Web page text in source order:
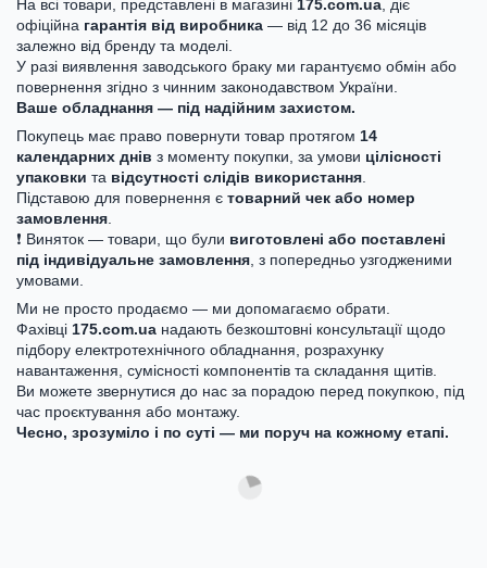
На всі товари, представлені в магазині 175.com.ua , діє
офіційна гарантія від виробника — від 12 до 36 місяців
залежно від бренду та моделі.
У разі виявлення заводського браку ми гарантуємо обмін або
повернення згідно з чинним законодавством України.
Ваше обладнання — під надійним захистом.
Покупець має право повернути товар протягом 14
календарних днів з моменту покупки, за умови цілісності
упаковки та відсутності слідів використання
Підставою для повернення є товарний чек або номер
замовлення
❗ Виняток — товари, що були виготовлені або поставлені
під індивідуальне замовлення , з попередньо узгодженими
умовами.
Ми не просто продаємо — ми допомагаємо обрати.
Фахівці 175.com.ua надають безкоштовні консультації щодо
підбору електротехнічного обладнання, розрахунку
навантаження, сумісності компонентів та складання щитів.
Ви можете звернутися до нас за порадою перед покупкою, під
час проєктування або монтажу.
Чесно, зрозуміло і по суті — ми поруч на кожному етапі.